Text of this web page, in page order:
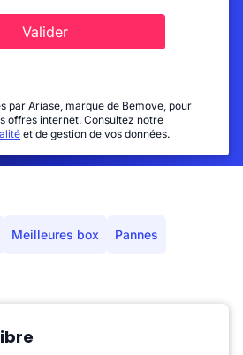
Valider
par Ariase, marque de Bemove, pour
offres internet. Consultez notre
et de gestion de vos données.
Meilleures box Pannes